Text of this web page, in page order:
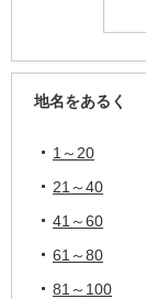
地名をあるく
1～20
21～40
41～60
61～80
81～100